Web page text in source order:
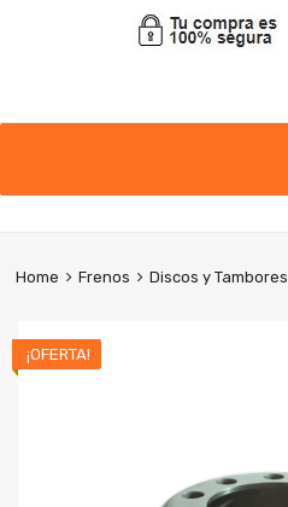
Home Frenos Discos y Tambores
¡OFERTA!